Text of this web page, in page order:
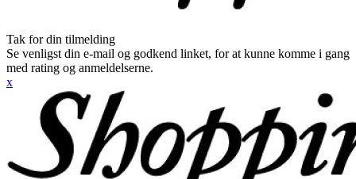
Tak for din tilmelding
Se venligst din e-mail og godkend linket, for at kunne komme i gang
med rating og anmeldelserne.
x